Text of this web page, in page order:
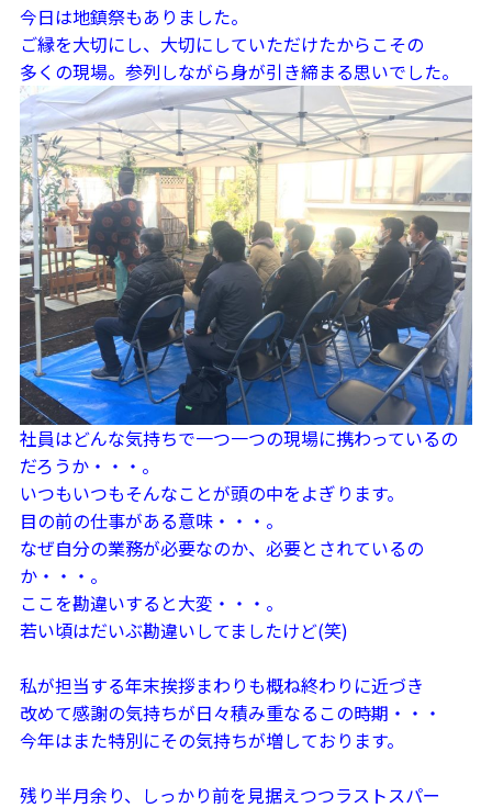
今日は地鎮祭もありました。
ご縁を大切にし、大切にしていただけたからこその
多くの現場。参列しながら身が引き締まる思いでした。
社員はどんな気持ちで一つ一つの現場に携わっているの
だろうか・・・。
いつもいつもそんなことが頭の中をよぎります。
目の前の仕事がある意味・・・。
なぜ自分の業務が必要なのか、必要とされているの
か・・・。
ここを勘違いすると大変・・・。
若い頃はだいぶ勘違いしてましたけど(笑)
私が担当する年末挨拶まわりも概ね終わりに近づき
改めて感謝の気持ちが日々積み重なるこの時期・・・
今年はまた特別にその気持ちが増しております。
残り半月余り、しっかり前を見据えつつラストスパー